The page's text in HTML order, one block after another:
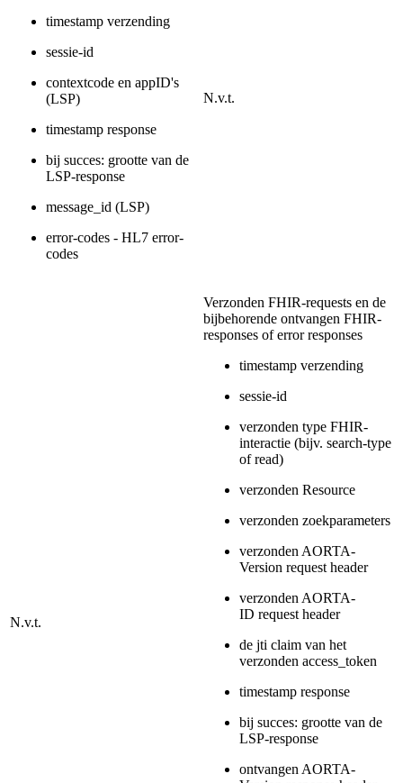
timestamp verzending
sessie-id
contextcode en appID's
(LSP)
timestamp response
bij succes: grootte van de
LSP-response
message_id (LSP)
error-codes - HL7 error-
codes
N.v.t.
N.v.t.
Verzonden FHIR-requests en de
bijbehorende ontvangen FHIR-
responses of error responses
timestamp verzending
sessie-id
verzonden type FHIR-
interactie (bijv. search-type
of read)
verzonden Resource
verzonden zoekparameters
verzonden AORTA-
Version request header
verzonden AORTA-
ID request header
de jti claim van het
verzonden access_token
timestamp response
bij succes: grootte van de
LSP-response
ontvangen AORTA-